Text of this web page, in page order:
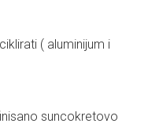
( aluminijum i
suncokretovo